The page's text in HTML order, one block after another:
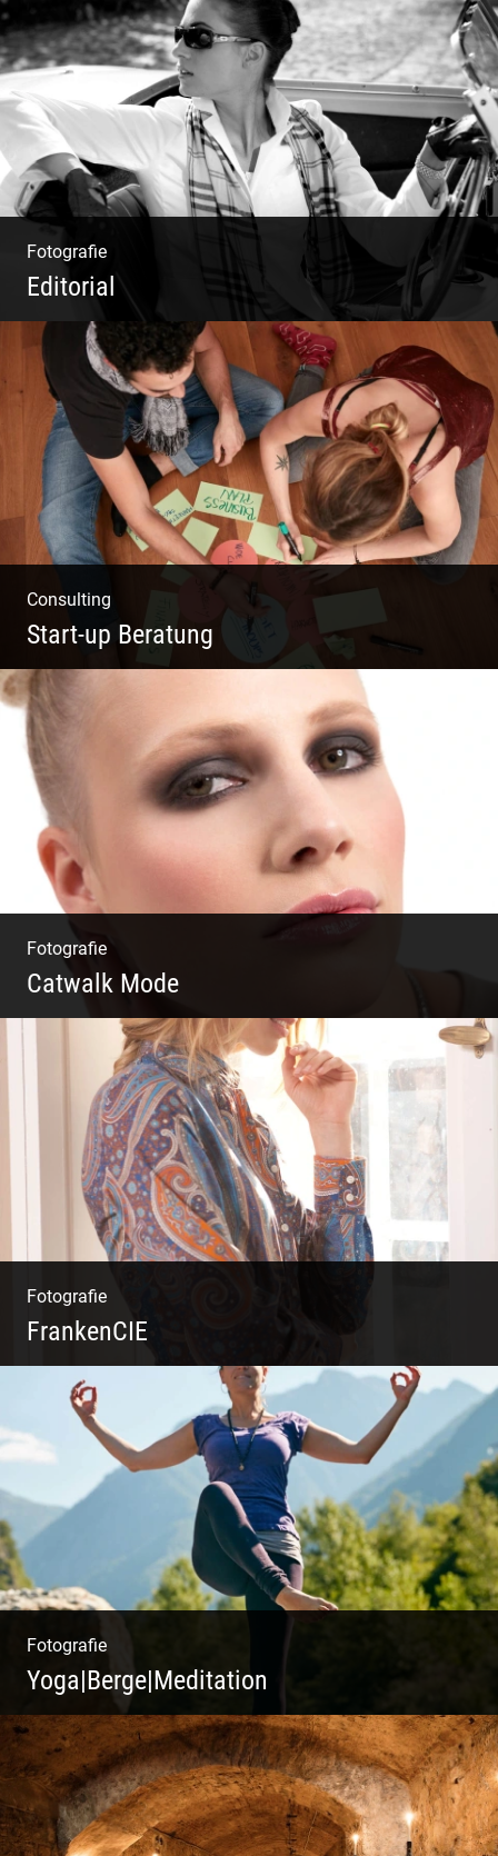
Fotografie
Editorial
Klassische Editorials
Consulting
Start-up Beratung
Du beginnst Dein Eigenes zu erschaffen und
weißt nicht, wo du beginnen sollst?
Fotografie
Catwalk Mode
Catwalk Mode Fotografie
Fotografie
FrankenCIE
Fotografie
Yoga|Berge|Meditation
Freiheit genießen | Körper, Geist und Energie
| Ruhe und Entspannung | Bewusstsein für
Natur